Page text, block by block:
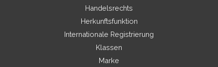
Handelsrechts
Herkunftsfunktion
Internationale Registrierung
Klassen
Marke